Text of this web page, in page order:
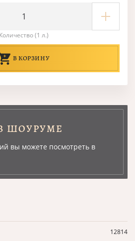
Количество (1 л.)
В КОРЗИНУ
ШОУРУМЕ
вы можете посмотреть в
12814